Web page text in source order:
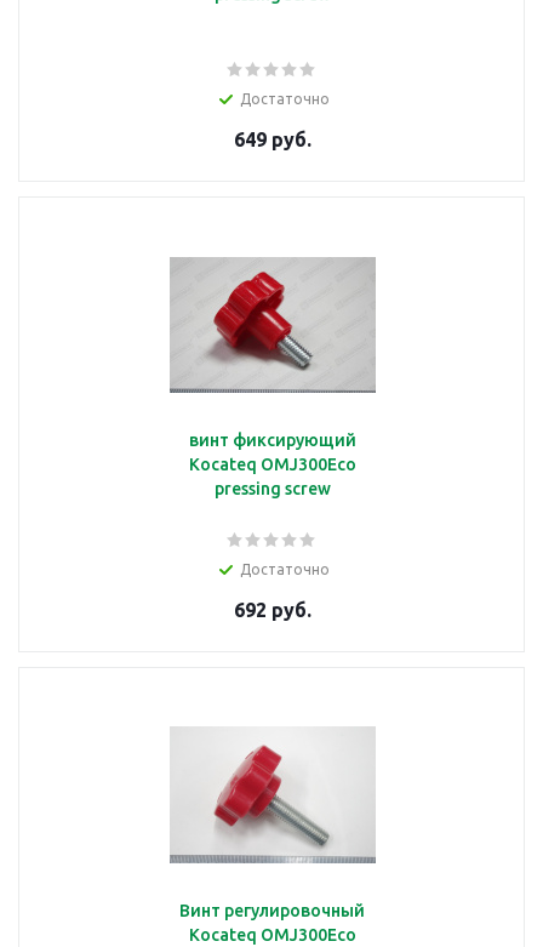
Достаточно
649 руб.
винт фиксирующий
Kocateq OMJ300Eco
pressing screw
Достаточно
692 руб.
Винт регулировочный
Kocateq OMJ300Eco